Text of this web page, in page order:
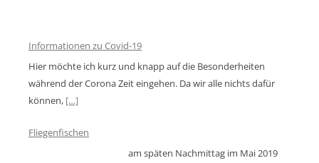
Informationen zu Covid-19
Hier möchte ich kurz und knapp auf die Besonderheiten
während der Corona Zeit eingehen. Da wir alle nichts dafür
können, […]
Fliegenfischen
am späten Nachmittag im Mai 2019